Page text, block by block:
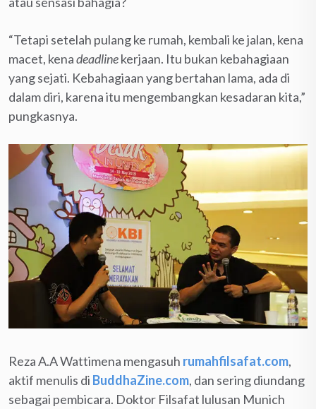
“Tetapi setelah pulang ke rumah, kembali ke jalan, kena
macet, kenadeadlinekerjaan. Itu bukan kebahagiaan
yang sejati. Kebahagiaan yang bertahan lama, ada di
dalam diri, karena itu mengembangkan kesadaran kita,”
pungkasnya.
Reza A.A Wattimena mengasuh rumahfilsafat.com,
aktif menulis di BuddhaZine.com, dan sering diundang
sebagai pembicara. Doktor Filsafat lulusan Munich